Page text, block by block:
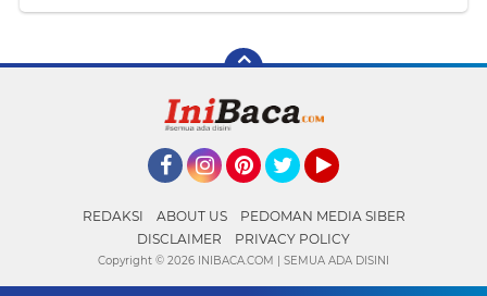
REDAKSI ABOUT US
PEDOMAN MEDIA SIBER
DISCLAIMER
PRIVACY POLICY
Copyright © 2026 INIBACA.COM | SEMUA ADA DISINI